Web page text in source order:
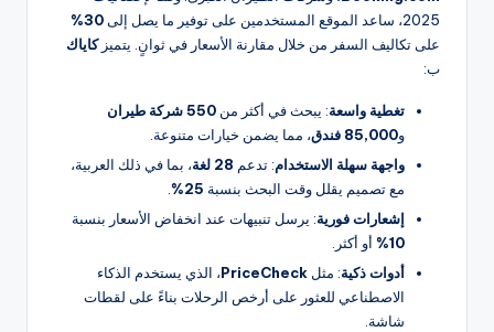
2025، ساعد الموقع المستخدمين على توفير ما يصل إلى
30%
على تكاليف السفر من خلال مقارنة الأسعار في ثوانٍ. يتميزكاياك
ب:
تغطية واسعة: يبحث في أكثر من 550 شركة طيران
و85,000 فندق
، مما يضمن خيارات متنوعة.
واجهة سهلة الاستخدام: تدعم 28 لغة
، بما في ذلك العربية،
مع تصميم يقلل وقت البحث بنسبة 25%
إشعارات فورية: يرسل تنبيهات عند انخفاض الأسعار بنسبة
10%
أو أكثر.
أدوات ذكية: مثل PriceCheck، الذي يستخدم الذكاء
الاصطناعي للعثور على أرخص الرحلات بناءً على لقطات
شاشة.